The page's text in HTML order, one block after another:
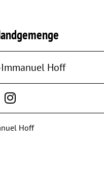
Hoff
Hoff